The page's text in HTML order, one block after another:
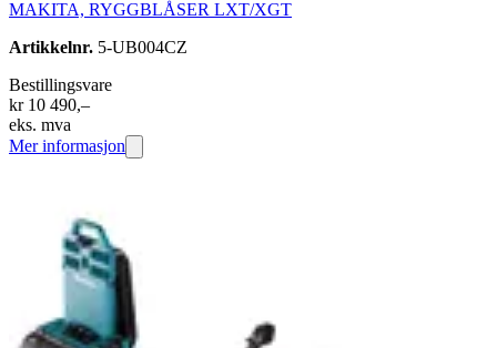
MAKITA, RYGGBLÅSER LXT/XGT
Artikkelnr. 5-UB004CZ
Bestillingsvare
kr 10 490,–
eks. mva
Mer informasjon